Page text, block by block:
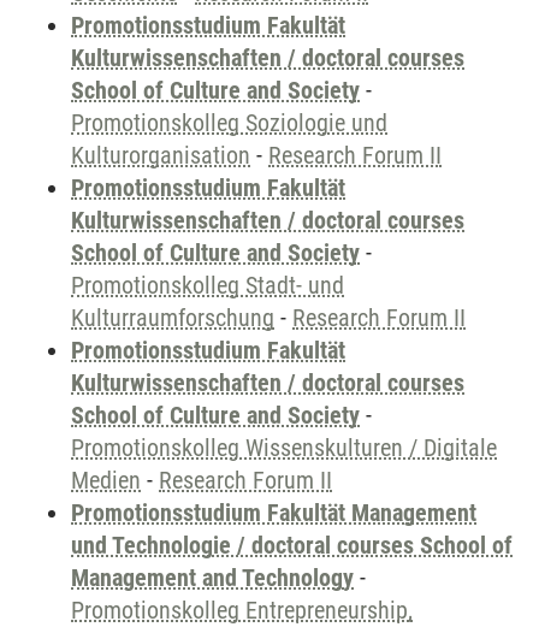
Promotionsstudium Fakultät
Kulturwissenschaften / doctoral courses
School of Culture and Society -
Promotionskolleg Soziologie und
Kulturorganisation - Research Forum II
Promotionsstudium Fakultät
Kulturwissenschaften / doctoral courses
School of Culture and Society -
Promotionskolleg Stadt- und
Kulturraumforschung - Research Forum II
Promotionsstudium Fakultät
Kulturwissenschaften / doctoral courses
School of Culture and Society -
Promotionskolleg Wissenskulturen / Digitale
Medien - Research Forum II
Promotionsstudium Fakultät Management
und Technologie / doctoral courses School of
Management and Technology -
Promotionskolleg Entrepreneurship,